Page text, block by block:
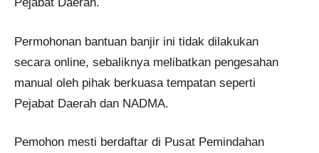
Permohonan bantuan banjir ini tidak dilakukan
secara online, sebaliknya melibatkan pengesahan
manual oleh pihak berkuasa tempatan seperti
Pejabat Daerah dan NADMA.
Pemohon mesti berdaftar di Pusat Pemindahan